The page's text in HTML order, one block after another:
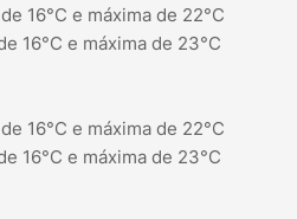
16°C e máxima de 22°C
16°C e máxima de 23°C
16°C e máxima de 22°C
16°C e máxima de 23°C